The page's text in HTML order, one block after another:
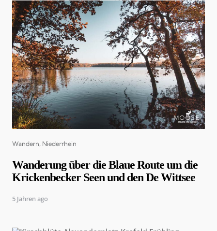
Categories
Wandern Niederrhein
Wanderung über die Blaue Route um die
Krickenbecker Seen und den De Wittsee
5 Jahren ago